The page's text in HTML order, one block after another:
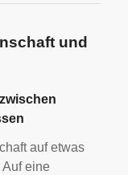
und
auf etwas
eine